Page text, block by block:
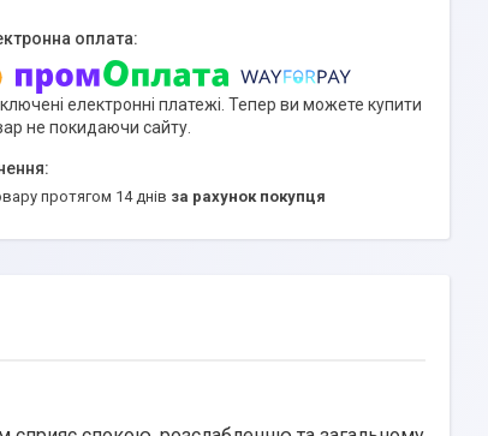
електронні платежі. Тепер ви можете купити
не покидаючи сайту.
протягом 14 днів за рахунок покупця